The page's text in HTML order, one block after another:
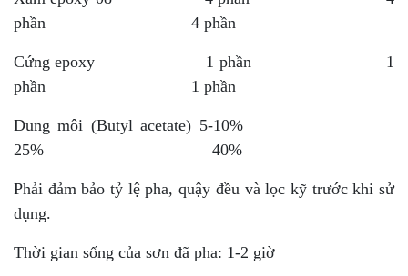
phần 4 phần
Cứng epoxy 1 phần 1
phần 1 phần
Dung môi (Butyl acetate) 5-10%
25% 40%
Phải đảm bảo tỷ lệ pha, quậy đều và lọc kỹ trước khi sử
dụng.
Thời gian sống của sơn đã pha: 1-2 giờ